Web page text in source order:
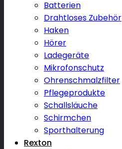
Batterien
Drahtloses Zubehör
Haken
Hörer
Ladegeräte
Mikrofonschutz
Ohrenschmalzfilter
Pflegeprodukte
Schallsläuche
Schirmchen
Sporthalterung
Rexton